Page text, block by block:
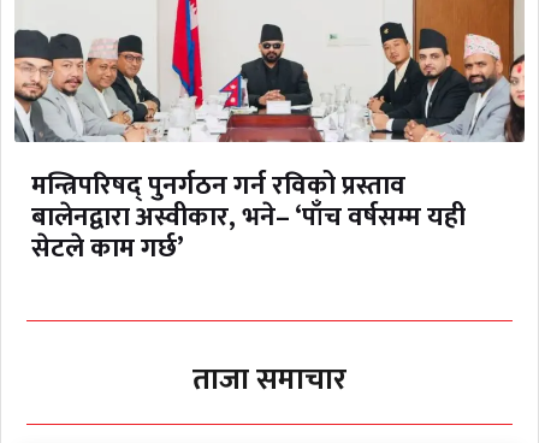
मन्त्रिपरिषद् पुनर्गठन गर्न रविको प्रस्ताव
बालेनद्वारा अस्वीकार, भने– ‘पाँच वर्षसम्म यही
सेटले काम गर्छ’
ताजा समाचार